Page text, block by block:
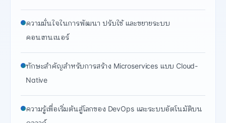
ความมั่นใจในการพัฒนา ปรับใช้ และขยายระบบ
คอนเทนเนอร์
ทักษะสำคัญสำหรับการสร้าง Microservices แบบ Cloud-
Native
ความรู้เพื่อเริ่มต้นสู่โลกของ DevOps และระบบอัตโนมัติบน